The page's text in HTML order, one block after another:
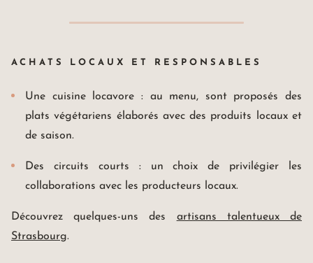
ACHATS LOCAUX ET RESPONSABLES
Une cuisine locavore : au menu, sont proposés des
plats végétariens élaborés avec des produits locaux et
de saison.
Des circuits courts : un choix de privilégier les
collaborations avec les producteurs locaux.
Découvrez quelques-uns des artisans talentueux de
Strasbourg.